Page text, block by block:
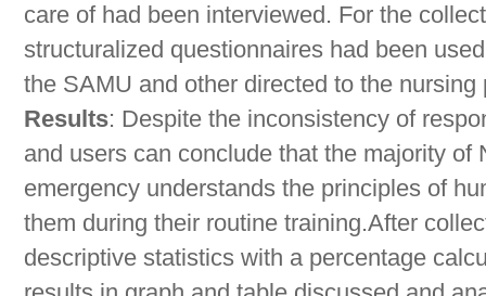
care of had been interviewed. For the
structuralized questionnaires had been
the SAMU and other directed to the
Results: Despite the inconsistency of
and users can conclude that the majority of
emergency understands the principles of
them during their routine training.After
descriptive statistics with a percentage